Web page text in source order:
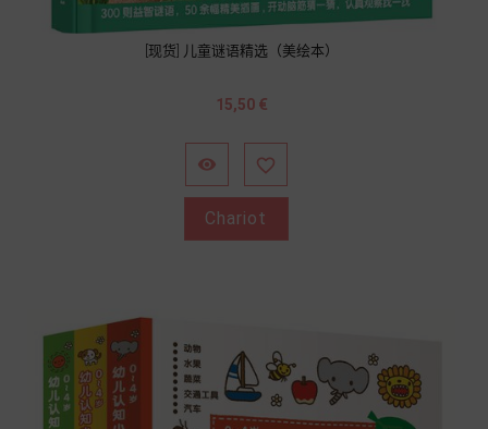
[现货] 儿童谜语精选（美绘本）
Prix
15,50 €
 
Chariot